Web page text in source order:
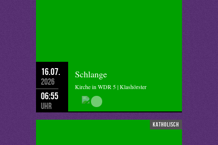
16.07.
2026
06:55
Uhr
Schlange
Kirche in WDR 5 | Klashörster
katholisch